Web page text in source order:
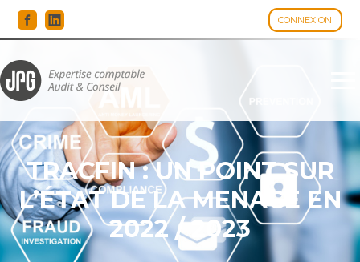
CONNEXION
Aller
au
TRACFIN : UN POINT SUR
L’ÉTAT DE LA MENACE EN
2022 / 2023